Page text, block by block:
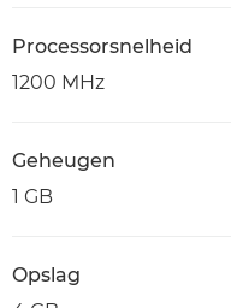
Processorsnelheid
1200 MHz
Geheugen
1 GB
Opslag